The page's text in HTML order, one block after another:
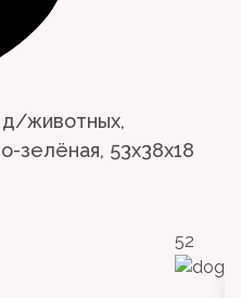
д/животных,
53х38х18
52